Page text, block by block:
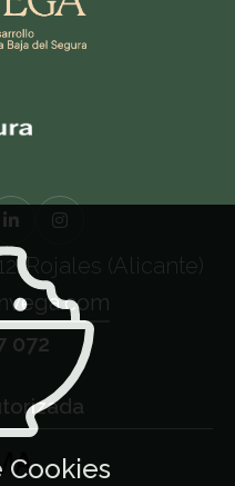
Rojales (Alicante)
072
Cookies